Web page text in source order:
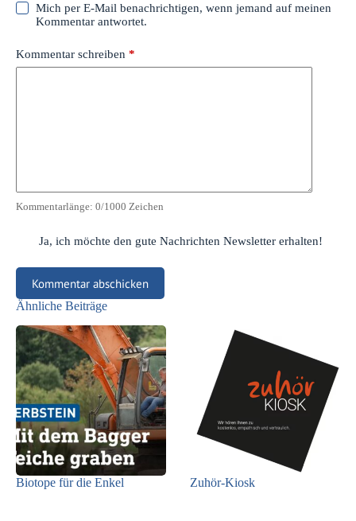
Mich per E-Mail benachrichtigen, wenn jemand auf meinen
Kommentar antwortet.
Kommentar schreiben *
Kommentarlänge: 0/1000 Zeichen
Ja, ich möchte den gute Nachrichten Newsletter erhalten!
Kommentar abschicken
Ähnliche Beiträge
Biotope für die Enkel Zuhör-Kiosk